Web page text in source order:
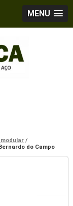
MENU
do Campo